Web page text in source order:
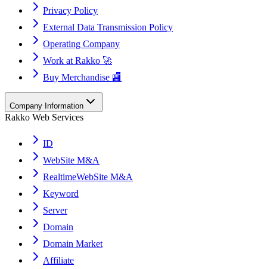
Privacy Policy
External Data Transmission Policy
Operating Company
Work at Rakko 🚀
Buy Merchandise 🏬
Company Information
Rakko Web Services
ID
WebSite M&A
RealtimeWebSite M&A
Keyword
Server
Domain
Domain Market
Affiliate